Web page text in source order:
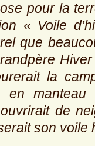
pour la
« Voile
que
la
en
de
son voile